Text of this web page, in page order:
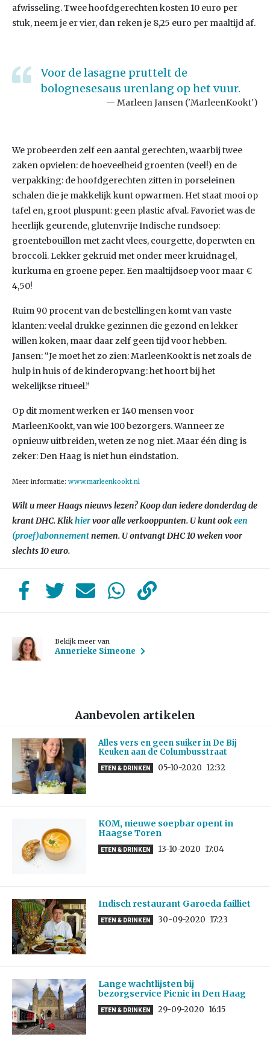
afwisseling. Twee hoofdgerechten kosten 10 euro per
stuk, neem je er vier, dan reken je 8,25 euro per maaltijd af.
Voor de lasagne pruttelt de
bolognesesaus urenlang op het vuur.
Marleen Jansen ('MarleenKookt')
We probeerden zelf een aantal gerechten, waarbij twee
zaken opvielen: de hoeveelheid groenten (veel!) en de
verpakking: de hoofdgerechten zitten in porseleinen
schalen die je makkelijk kunt opwarmen. Het staat mooi op
tafel en, groot pluspunt: geen plastic afval. Favoriet was de
heerlijk geurende, glutenvrije Indische rundsoep:
groentebouillon met zacht vlees, courgette, doperwten en
broccoli. Lekker gekruid met onder meer kruidnagel,
kurkuma en groene peper. Een maaltijdsoep voor maar €
4,50!
Ruim 90 procent van de bestellingen komt van vaste
klanten: veelal drukke gezinnen die gezond en lekker
willen koken, maar daar zelf geen tijd voor hebben.
Jansen: “Je moet het zo zien: MarleenKookt is net zoals de
hulp in huis of de kinderopvang: het hoort bij het
wekelijkse ritueel.”
Op dit moment werken er 140 mensen voor
MarleenKookt, van wie 100 bezorgers. Wanneer ze
opnieuw uitbreiden, weten ze nog niet. Maar één ding is
zeker: Den Haag is niet hun eindstation.
Meer informatie: www.marleenkookt.nl
Wilt u meer Haags nieuws lezen? Koop dan iedere donderdag de
krant DHC. Klikhiervoor alle verkooppunten. U kunt ookeen
(proef)abonnementnemen. U ontvangt DHC 10 weken voor
slechts 10 euro.
Bekijk meer van
Annerieke Simeone
Aanbevolen artikelen
Alles vers en geen suiker in De Bij
Keuken aan de Columbusstraat
ETEN & DRINKEN 05-10-2020 12:32
KOM, nieuwe soepbar opent in
Haagse Toren
ETEN & DRINKEN 13-10-2020 17:04
Indisch restaurant Garoeda failliet
ETEN & DRINKEN 30-09-2020 17:23
Lange wachtlijsten bij
bezorgservice Picnic in Den Haag
ETEN & DRINKEN 29-09-2020 16:15